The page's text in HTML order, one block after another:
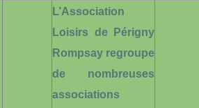
L’Association
Loisirs de Périgny
Rompsay regroupe
de nombreuses
associations